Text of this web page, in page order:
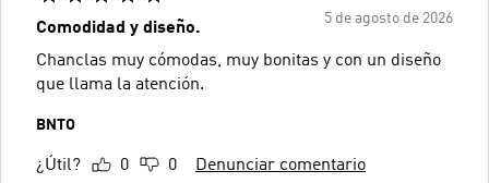
5 de agosto de 2026
Comodidad y diseño.
Chanclas muy cómodas, muy bonitas y con un diseño
que llama la atención.
BNTO
¿Útil? 0 0 Denunciar comentario